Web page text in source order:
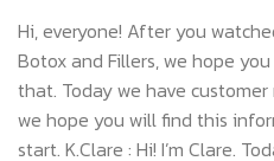
Hi, everyone! After you
Botox and Fillers, we hope
that. Today we have
we hope you will find this
start. K.Clare : Hi! I’m Clare.